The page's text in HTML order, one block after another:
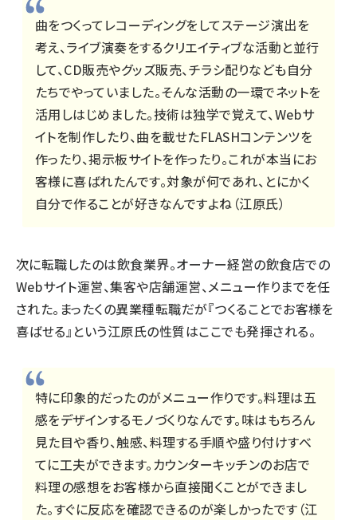
曲をつくってレコーディングをしてステージ演出を
考え、ライブ演奏をするクリエイティブな活動と並行
して、CD販売やグッズ販売、チラシ配りなども自分
たちでやっていました。そんな活動の一環でネットを
活用しはじめました。技術は独学で覚えて、Webサ
イトを制作したり、曲を載せたFLASHコンテンツを
作ったり、掲示板サイトを作ったり。これが本当にお
客様に喜ばれたんです。対象が何であれ、とにかく
自分で作ることが好きなんですよね（江原氏）
次に転職したのは飲食業界。オーナー経営の飲食店での
Webサイト運営、集客や店舗運営、メニュー作りまでを任
された。まったくの異業種転職だが『つくることでお客様を
喜ばせる』という江原氏の性質はここでも発揮される。
特に印象的だったのがメニュー作りです。料理は五
感をデザインするモノづくりなんです。味はもちろん
見た目や香り、触感、料理する手順や盛り付けすべ
てに工夫ができます。カウンターキッチンのお店で
料理の感想をお客様から直接聞くことができまし
た。すぐに反応を確認できるのが楽しかったです（江